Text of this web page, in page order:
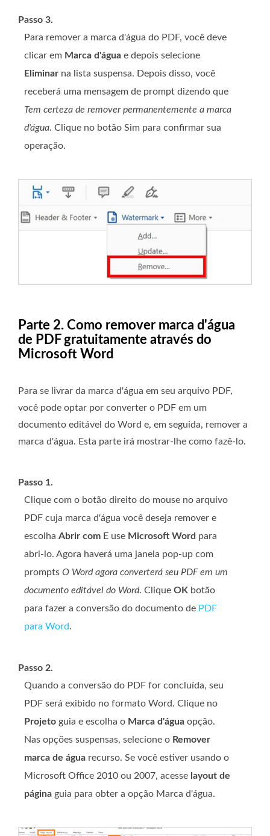
Passo 3.
Para remover a marca d'água do PDF, você deve
clicar em Marca d'água e depois selecione
Eliminar na lista suspensa. Depois disso, você
receberá uma mensagem de prompt dizendo que
Tem certeza de remover permanentemente a marca
d'água. Clique no botão Sim para confirmar sua
operação.
Parte 2. Como remover marca d'água
de PDF gratuitamente através do
Microsoft Word
Para se livrar da marca d'água em seu arquivo PDF,
você pode optar por converter o PDF em um
documento editável do Word e, em seguida, remover a
marca d'água. Esta parte irá mostrar-lhe como fazê-lo.
Passo 1.
Clique com o botão direito do mouse no arquivo
PDF cuja marca d'água você deseja remover e
escolha Abrir com E use Microsoft Word para
abri-lo. Agora haverá uma janela pop-up com
prompts O Word agora converterá seu PDF em um
documento editável do Word. Clique OK botão
para fazer a conversão do documento de PDF
para Word.
Passo 2.
Quando a conversão do PDF for concluída, seu
PDF será exibido no formato Word. Clique no
Projeto guia e escolha o Marca d'água opção.
Nas opções suspensas, selecione o Remover
marca de água recurso. Se você estiver usando o
Microsoft Office 2010 ou 2007, acesse layout de
página guia para obter a opção Marca d'água.